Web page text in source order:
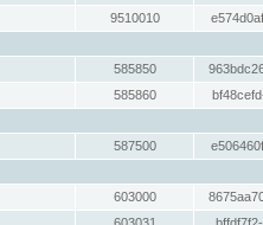
9510010
585850
585860
587500
603000